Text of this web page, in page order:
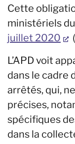
Cette
ministériels du
juillet 2020
L’APD voit
dans le cadre
arrêtés, qui,
précises,
spécifiques
dans la